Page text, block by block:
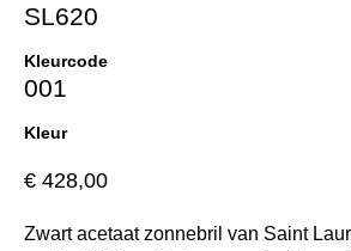
SL620
Kleurcode
001
Kleur
€ 428,00
Zwart acetaat zonnebril van Saint